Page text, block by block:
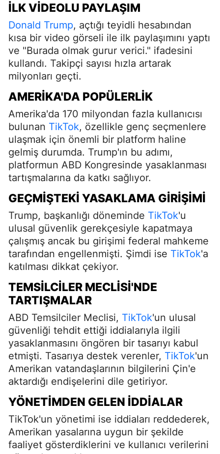
İLK VIDEOLU PAYLAŞIM
Donald Trump, açtığı teyidli hesabından
kısa bir video görseli ile ilk paylaşımını yaptı
ve "Burada olmak gurur verici." ifadesini
kullandı. Takipçi sayısı hızla artarak
milyonları geçti.
AMERIKA'DA POPÜLERLIK
Amerika'da 170 milyondan fazla kullanıcısı
bulunan TikTok, özellikle genç seçmenlere
ulaşmak için önemli bir platform haline
gelmiş durumda. Trump'ın bu adımı,
platformun ABD Kongresinde yasaklanması
tartışmalarına da katkı sağlıyor.
GEÇMIŞTEKI YASAKLAMA GIRIŞIMI
Trump, başkanlığı döneminde TikTok'u
ulusal güvenlik gerekçesiyle kapatmaya
çalışmış ancak bu girişimi federal mahkeme
tarafından engellenmişti. Şimdi ise TikTok'a
katılması dikkat çekiyor.
TEMSILCILER MECLISI'NDE
TARTIŞMALAR
ABD Temsilciler Meclisi, TikTok'un ulusal
güvenliği tehdit ettiği iddialarıyla ilgili
yasaklanmasını öngören bir tasarıyı kabul
etmişti. Tasarıya destek verenler, TikTok'un
Amerikan vatandaşlarının bilgilerini Çin'e
aktardığı endişelerini dile getiriyor.
YÖNETIMDEN GELEN İDDIALAR
TikTok'un yönetimi ise iddiaları reddederek,
Amerikan yasalarına uygun bir şekilde
faaliyet gösterdiklerini ve kullanıcı verilerini